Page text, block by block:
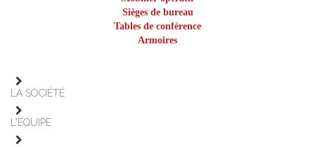
Sièges de bureau
Tables de conférence
Armoires
LA SOCIÉTÉ
L'ÉQUIPE